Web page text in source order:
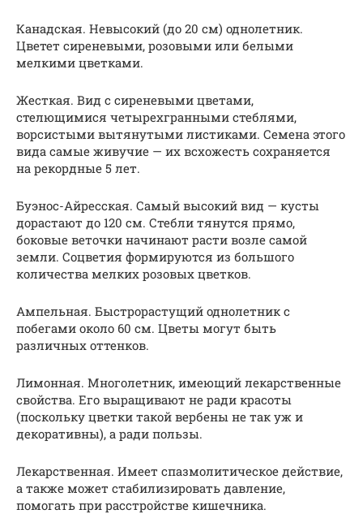
Канадская. Невысокий (до 20 см) однолетник.
Цветет сиреневыми, розовыми или белыми
мелкими цветками.
Жесткая. Вид с сиреневыми цветами,
стелющимися четырехгранными стеблями,
ворсистыми вытянутыми листиками. Семена этого
вида самые живучие — их всхожесть сохраняется
на рекордные 5 лет.
Буэнос-Айресская. Самый высокий вид — кусты
дорастают до 120 см. Стебли тянутся прямо,
боковые веточки начинают расти возле самой
земли. Соцветия формируются из большого
количества мелких розовых цветков.
Ампельная. Быстрорастущий однолетник с
побегами около 60 см. Цветы могут быть
различных оттенков.
Лимонная. Многолетник, имеющий лекарственные
свойства. Его выращивают не ради красоты
(поскольку цветки такой вербены не так уж и
декоративны), а ради пользы.
Лекарственная. Имеет спазмолитическое действие,
а также может стабилизировать давление,
помогать при расстройстве кишечника.